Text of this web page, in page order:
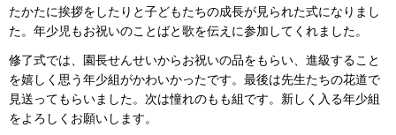
たかたに挨拶をしたりと子どもたちの成長が見られた式になりまし
た。年少児もお祝いのことばと歌を伝えに参加してくれました。
修了式では、園長せんせいからお祝いの品をもらい、進級すること
を嬉しく思う年少組がかわいかったです。最後は先生たちの花道で
見送ってもらいました。次は憧れのもも組です。新しく入る年少組
をよろしくお願いします。